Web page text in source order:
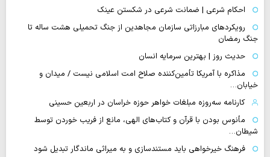
احکام شرعی | ضمانت شرعی در شکستن عینک
رویکردهای مبارزاتی سازمان مجاهدین از جنگ تحمیلی هشت ساله تا
جنگ رمضان
حدیث روز | بهترین سرمایه انسان
مذاکره با آمریکا تأمین‌کننده صلاح امت اسلامی نیست / میدان و
خیابان…
کارنامه سه‌روزه مبلغات خواهر حوزه خراسان در اربعین حسینی
مأنوس بودن با قرآن و کتاب‌های الهی، مانع از فریب خوردن توسط
شیطان…
فرهنگ خیرخواهی باید مستندسازی و به میراثی ماندگار تبدیل شود